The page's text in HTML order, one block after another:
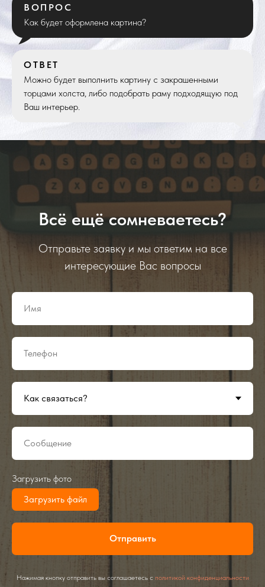
ВОПРОС
Как будет оформлена картина?
ОТВЕТ
Можно будет выполнить картину с закрашенными
торцами холста, либо подобрать раму подходящую под
Ваш интерьер.
Всё ещё сомневаетесь?
Отправьте заявку и мы ответим на все
интересующие Вас вопросы
Загрузить фото
Загрузить файл
Отправить
Нажимая кнопку отправить вы соглашаетесь с политикой конфиденциальности